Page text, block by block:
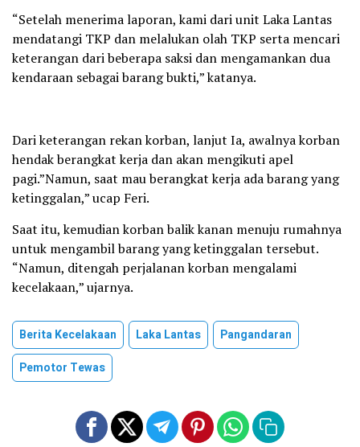
“Setelah menerima laporan, kami dari unit Laka Lantas
mendatangi TKP dan melalukan olah TKP serta mencari
keterangan dari beberapa saksi dan mengamankan dua
kendaraan sebagai barang bukti,” katanya.
Dari keterangan rekan korban, lanjut Ia, awalnya korban
hendak berangkat kerja dan akan mengikuti apel
pagi.”Namun, saat mau berangkat kerja ada barang yang
ketinggalan,” ucap Feri.
Saat itu, kemudian korban balik kanan menuju rumahnya
untuk mengambil barang yang ketinggalan tersebut.
“Namun, ditengah perjalanan korban mengalami
kecelakaan,” ujarnya.
Berita Kecelakaan Laka Lantas
Pangandaran
Pemotor Tewas